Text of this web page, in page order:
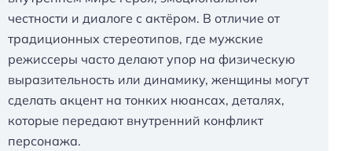
честности и диалоге с актёром. В отличие от
традиционных стереотипов, где мужские
режиссеры часто делают упор на физическую
выразительность или динамику, женщины могут
сделать акцент на тонких нюансах, деталях,
которые передают внутренний конфликт
персонажа.